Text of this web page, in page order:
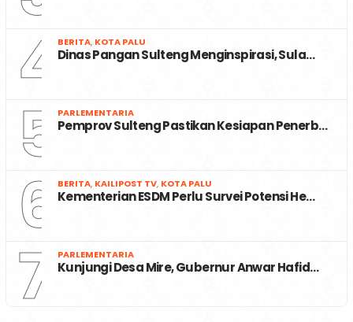
4 BERITA, KOTA PALU
Dinas Pangan Sulteng Menginspirasi, Sula…
5 PARLEMENTARIA
Pemprov Sulteng Pastikan Kesiapan Penerb…
6 BERITA, KAILIPOST TV, KOTA PALU
Kementerian ESDM Perlu Survei Potensi He…
7 PARLEMENTARIA
Kunjungi Desa Mire, Gubernur Anwar Hafid…